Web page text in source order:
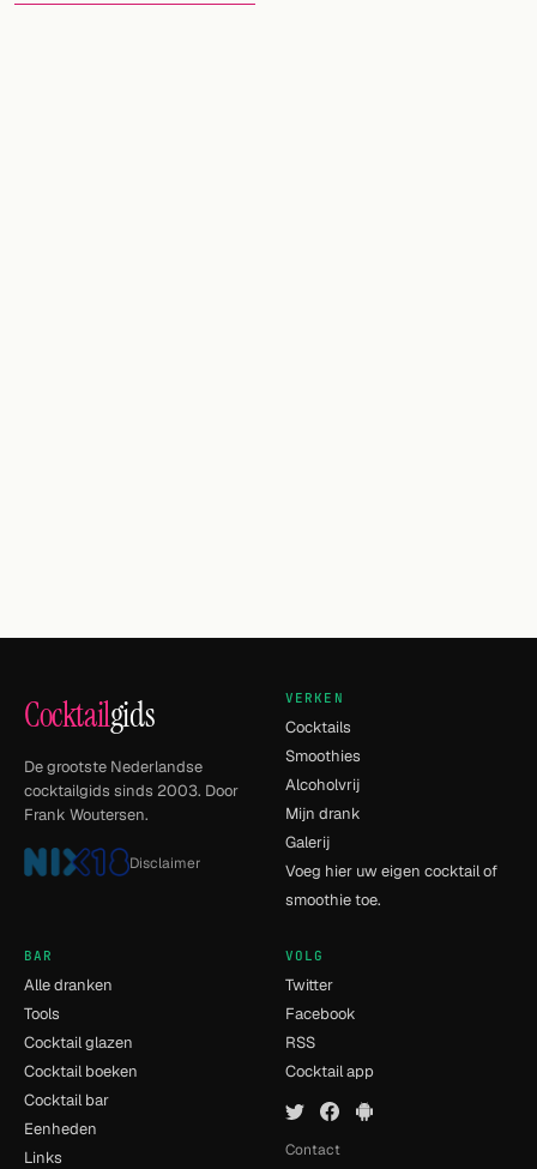
Cocktailgids
De grootste Nederlandse
cocktailgids sinds 2003. Door
Frank Woutersen.
Disclaimer
VERKEN
Cocktails
Smoothies
Alcoholvrij
Mijn drank
Galerij
Voeg hier uw eigen cocktail of
smoothie toe.
BAR
Alle dranken
Tools
Cocktail glazen
Cocktail boeken
Cocktail bar
Eenheden
Links
VOLG
Twitter
Facebook
RSS
Cocktail app
Contact